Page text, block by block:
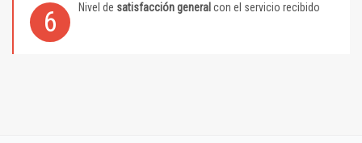
6 Nivel de satisfacción general con el servicio recibido